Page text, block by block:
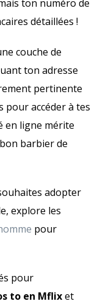
ton numéro de
détaillées !
couche de
ton adresse
pertinente
pour accéder à tes
en ligne mérite
barbier de
adopter
explore les
pour
pour
to en Mflixet